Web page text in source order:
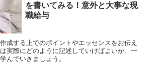
を書いてみる！意外と大事な現
職給与
成する上でのポイントやエッセンスをお伝え
実際にどのように記述していけばよいか、一
んでいきましょう。